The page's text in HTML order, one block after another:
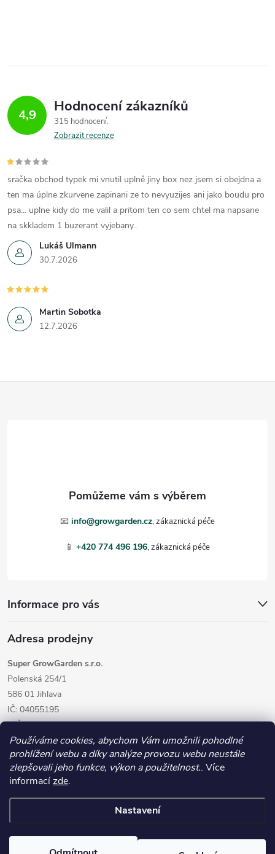
Používáme cookies, abychom Vám umožnili pohodlné
prohlížení webu a díky analýze provozu webu neustále
zlepšovali jeho funkce, výkon a použitelnost.. Více
informacízde.
Nastavení
4,9 Hodnocení zákazníků
315 hodnocení
Zobrazit recenze
Lukáš Ulmann
30.7.2026
sračka obchod typek mi vnutil uplně jiny box nez jsem si obejdna a
ten ma úplne zkurvene zapinani ze to nevyuzijes ani jako boudu pro
psa... uplne kidy do me valil a pritom ten co sem chtel ma napsane
na skkladem 1 buzerant vyjebany..
Martin Sobotka
12.7.2026
📧 info@growgarden.cz
📱 +420 774 496 196
Informace pro vás
Adresa prodejny
Super GrowGarden s.r.o.
Polenská 254/1
586 01 Jihlava
IČ: 04055195
DIČ: CZ04055195
GrowGarden.cz. Všechna práva vyhrazena.